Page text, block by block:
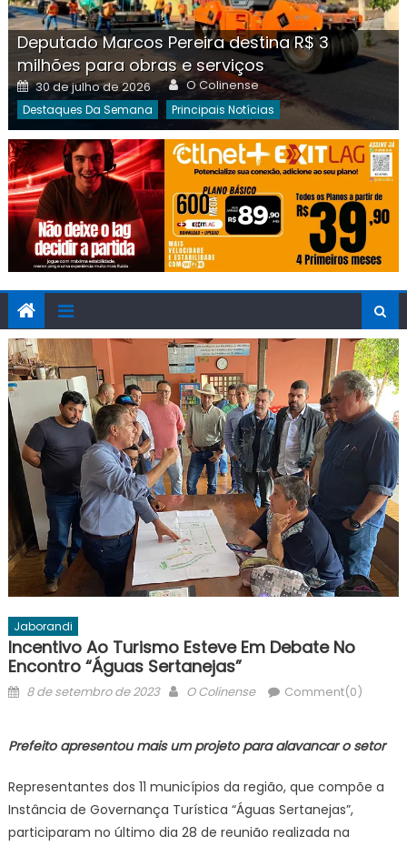
Deputado Marcos Pereira destina R$ 3
milhões para obras e serviços
Posted
on
30 de julho de 2026 Author
O Colinense
Destaques Da Semana Principais Notícias
Jaborandi
Incentivo Ao Turismo Esteve Em Debate No
Encontro “Águas Sertanejas”
Posted
8 de setembro de 2023 Author
O Colinense Comment(0)
Prefeito apresentou mais um projeto para alavancar o setor
Representantes dos 11 municípios da região, que compõe a
Instância de Governança Turística “Águas Sertanejas”,
participaram no último dia 28 de reunião realizada na